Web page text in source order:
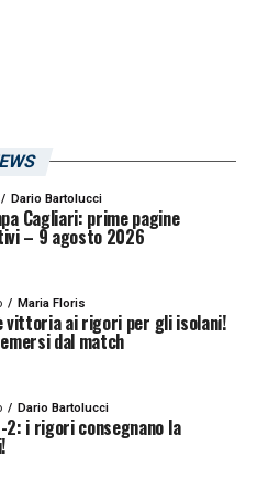
TOP NEWS
Dario Bartolucci
Cagliari: prime pagine
– 9 agosto 2026
Maria Floris
vittoria ai rigori per gli isolani!
dal match
Dario Bartolucci
2: i rigori consegnano la